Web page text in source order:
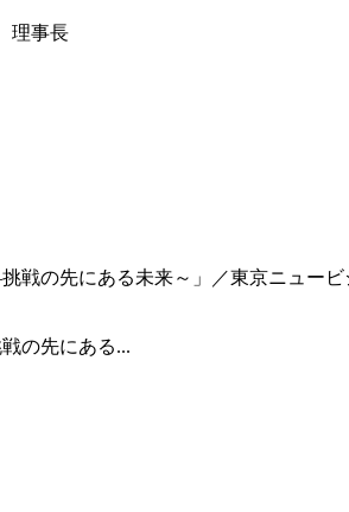
理事長
の先にある...